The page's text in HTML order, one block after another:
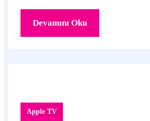
Devamını Oku
Apple TV